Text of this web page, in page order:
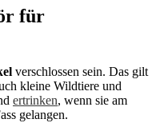
für
verschlossen sein. Das gilt
kleine Wildtiere und
ertrinken, wenn sie am
gelangen.